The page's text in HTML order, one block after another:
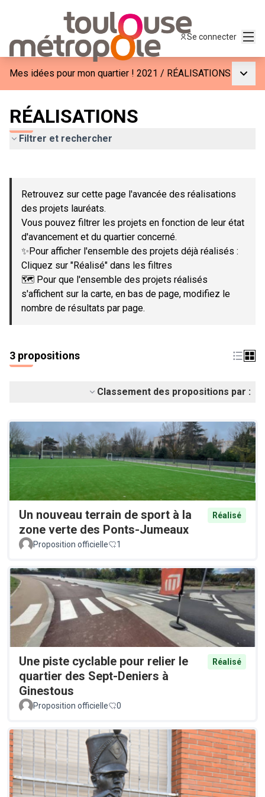
Se connecter
Mes idées pour mon quartier ! 2021 / RÉALISATIONS
RÉALISATIONS
Filtrer et rechercher
−
Retrouvez sur cette page l'avancée des réalisations
des projets lauréats.
Vous pouvez filtrer les projets en fonction de leur état
d'avancement et du quartier concerné.
✨Pour afficher l'ensemble des projets déjà réalisés :
Cliquez sur "Réalisé" dans les filtres
🗺️ Pour que l'ensemble des projets réalisés
s'affichent sur la carte, en bas de page, modifiez le
nombre de résultats par page.
3 propositions
Classement des propositions par :
Un nouveau terrain de sport à la
zone verte des Ponts-Jumeaux
Réalisé
Proposition officielle 1
Une piste cyclable pour relier le
quartier des Sept-Deniers à
Ginestous
Réalisé
Proposition officielle 0